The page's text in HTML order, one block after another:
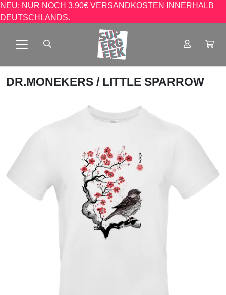
NEU: NUR NOCH 3,90€ VERSANDKOSTEN INNERHALB
DEUTSCHLANDS.
DR.MONEKERS / LITTLE SPARROW